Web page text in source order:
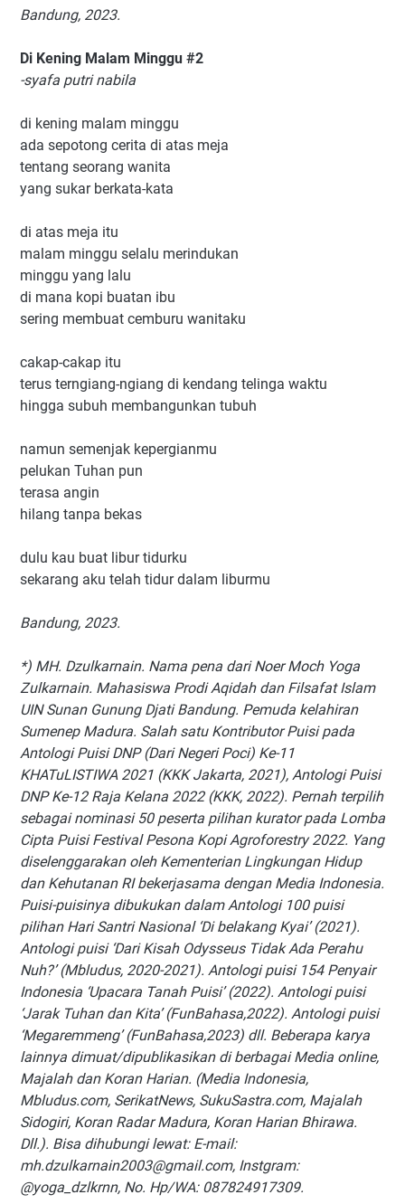
Bandung, 2023.
Di Kening Malam Minggu #2
-syafa putri nabila
di kening malam minggu
ada sepotong cerita di atas meja
tentang seorang wanita
yang sukar berkata-kata
di atas meja itu
malam minggu selalu merindukan
minggu yang lalu
di mana kopi buatan ibu
sering membuat cemburu wanitaku
cakap-cakap itu
terus terngiang-ngiang di kendang telinga waktu
hingga subuh membangunkan tubuh
namun semenjak kepergianmu
pelukan Tuhan pun
terasa angin
hilang tanpa bekas
dulu kau buat libur tidurku
sekarang aku telah tidur dalam liburmu
Bandung, 2023.
*) MH. Dzulkarnain. Nama pena dari Noer Moch Yoga
Zulkarnain. Mahasiswa Prodi Aqidah dan Filsafat Islam
UIN Sunan Gunung Djati Bandung. Pemuda kelahiran
Sumenep Madura. Salah satu Kontributor Puisi pada
Antologi Puisi DNP (Dari Negeri Poci) Ke-11
KHATuLISTIWA 2021 (KKK Jakarta, 2021), Antologi Puisi
DNP Ke-12 Raja Kelana 2022 (KKK, 2022). Pernah terpilih
sebagai nominasi 50 peserta pilihan kurator pada Lomba
Cipta Puisi Festival Pesona Kopi Agroforestry 2022. Yang
diselenggarakan oleh Kementerian Lingkungan Hidup
dan Kehutanan RI bekerjasama dengan Media Indonesia.
Puisi-puisinya dibukukan dalam Antologi 100 puisi
pilihan Hari Santri Nasional ‘Di belakang Kyai’ (2021).
Antologi puisi ‘Dari Kisah Odysseus Tidak Ada Perahu
Nuh?’ (Mbludus, 2020-2021). Antologi puisi 154 Penyair
Indonesia ‘Upacara Tanah Puisi’ (2022). Antologi puisi
‘Jarak Tuhan dan Kita’ (FunBahasa,2022). Antologi puisi
‘Megaremmeng’ (FunBahasa,2023) dll. Beberapa karya
lainnya dimuat/dipublikasikan di berbagai Media online,
Majalah dan Koran Harian. (Media Indonesia,
Mbludus.com, SerikatNews, SukuSastra.com, Majalah
Sidogiri, Koran Radar Madura, Koran Harian Bhirawa.
Dll.). Bisa dihubungi lewat: E-mail:
mh.dzulkarnain2003@gmail.com, Instgram:
@yoga_dzlkrnn, No. Hp/WA: 087824917309.